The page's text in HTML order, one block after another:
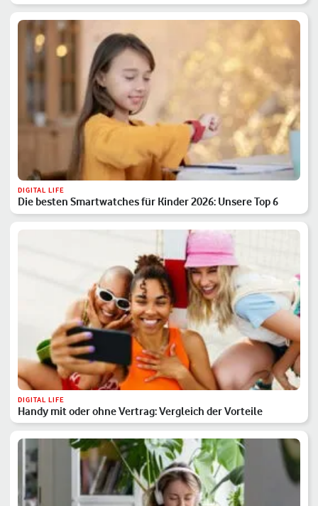
DIGITAL LIFE
Die besten Smartwatches für Kinder 2026: Unsere Top 6
DIGITAL LIFE
Handy mit oder ohne Vertrag: Vergleich der Vorteile